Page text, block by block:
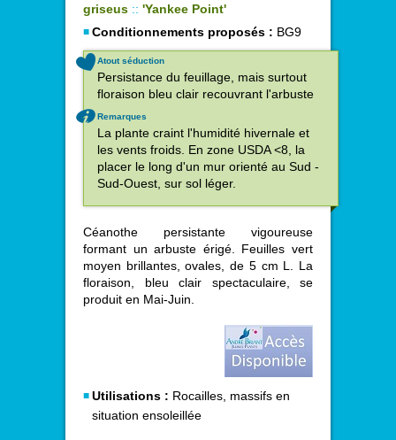
griseus :: 'Yankee Point'
Conditionnements proposés : BG9
Atout séduction
Persistance du feuillage, mais surtout
floraison bleu clair recouvrant l'arbuste
Remarques
La plante craint l'humidité hivernale et
les vents froids. En zone USDA <8, la
placer le long d'un mur orienté au Sud -
Sud-Ouest, sur sol léger.
Céanothe persistante vigoureuse
formant un arbuste érigé. Feuilles vert
moyen brillantes, ovales, de 5 cm L. La
floraison, bleu clair spectaculaire, se
produit en Mai-Juin.
Utilisations : Rocailles, massifs en
situation ensoleillée